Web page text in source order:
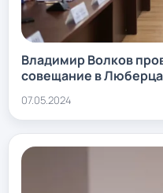
Владимир Волков
совещание в
07.05.2024